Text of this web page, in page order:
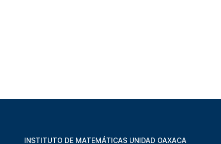
INSTITUTO DE MATEMÁTICAS UNIDAD OAXACA